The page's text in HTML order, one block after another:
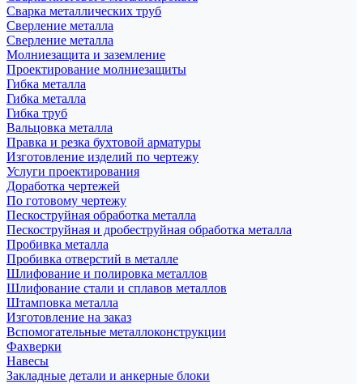
Сварка металлических труб
Сверление металла
Сверление металла
Молниезащита и заземление
Проектирование молниезащиты
Гибка металла
Гибка металла
Гибка труб
Вальцовка металла
Правка и резка бухтовой арматуры
Изготовление изделий по чертежу
Услуги проектирования
Доработка чертежей
По готовому чертежу
Пескоструйная обработка металла
Пескоструйная и дробеструйная обработка металла
Пробивка металла
Пробивка отверстий в металле
Шлифование и полировка металлов
Шлифование стали и сплавов металлов
Штамповка металла
Изготовление на заказ
Вспомогательные металлоконструкции
Фахверки
Навесы
Закладные детали и анкерные блоки